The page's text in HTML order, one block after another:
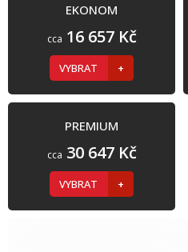
EKONOM
cca 16 657 Kč
VYBRAT
PREMIUM
cca 30 647 Kč
VYBRAT